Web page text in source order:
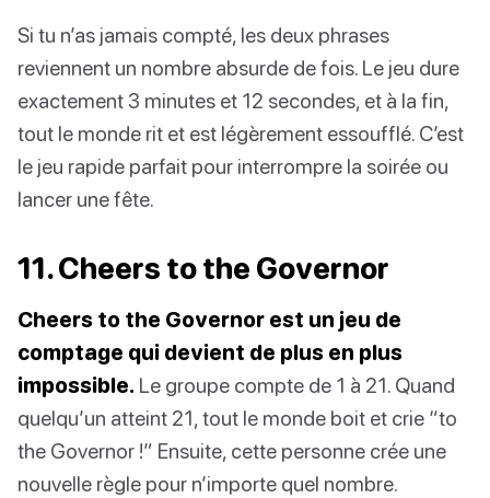
Si tu n’as jamais compté, les deux phrases
reviennent un nombre absurde de fois. Le jeu dure
exactement 3 minutes et 12 secondes, et à la fin,
tout le monde rit et est légèrement essoufflé. C’est
le jeu rapide parfait pour interrompre la soirée ou
lancer une fête.
11. Cheers to the Governor
Cheers to the Governor est un jeu de
comptage qui devient de plus en plus
impossible. Le groupe compte de 1 à 21. Quand
quelqu’un atteint 21, tout le monde boit et crie “to
the Governor !” Ensuite, cette personne crée une
nouvelle règle pour n’importe quel nombre.